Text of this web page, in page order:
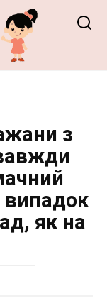
з
випадок
як на